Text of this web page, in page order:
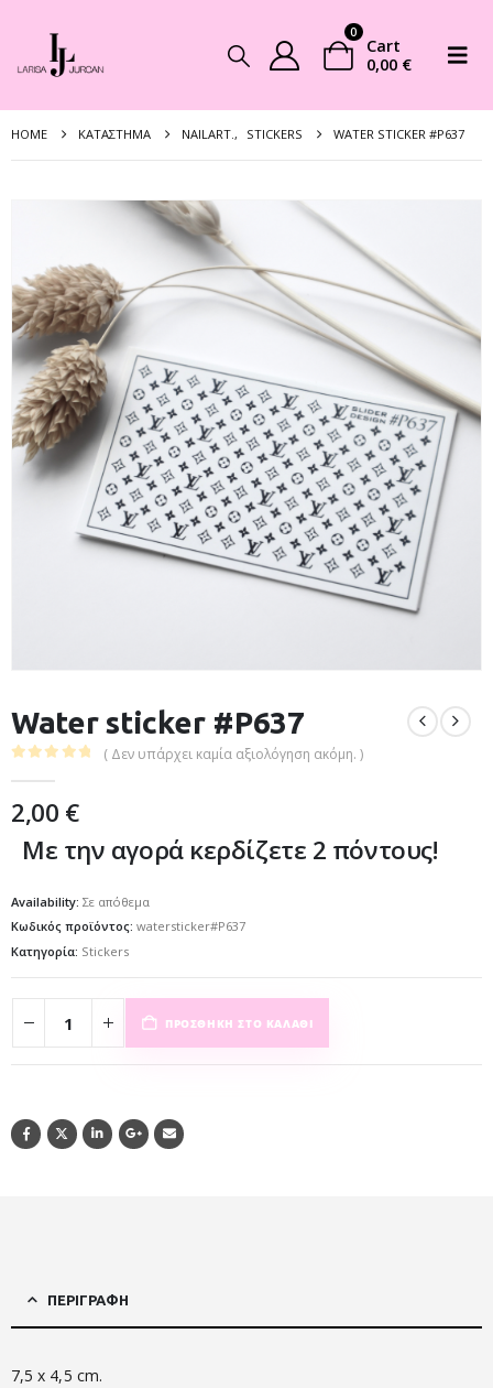
0
Cart
0,00 €
HOME ΚΑΤΆΣΤΗΜΑ NAILART., STICKERS WATER STICKER #P637
Water sticker #P637
( Δεν υπάρχει καμία αξιολόγηση ακόμη. )
2,00 €
Με την αγορά κερδίζετε 2 πόντους!
Availability: Σε απόθεμα
Κωδικός προϊόντος: watersticker#P637
Κατηγορία: Stickers
ΠΡΟΣΘΉΚΗ ΣΤΟ ΚΑΛΆΘΙ
ΠΕΡΙΓΡΑΦΉ
7,5 x 4,5 cm.